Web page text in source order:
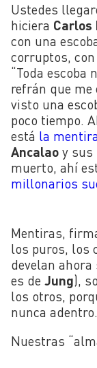
Ustedes
hiciera Carlos
con una
corruptos,
“Toda escoba
refrán que me
visto una
poco tiempo.
está la
Ancalao y sus
muerto, ahí
millonarios
Mentiras,
los puros, los
develan ahora
es de Jung),
los otros,
nunca adentro.
Nuestras